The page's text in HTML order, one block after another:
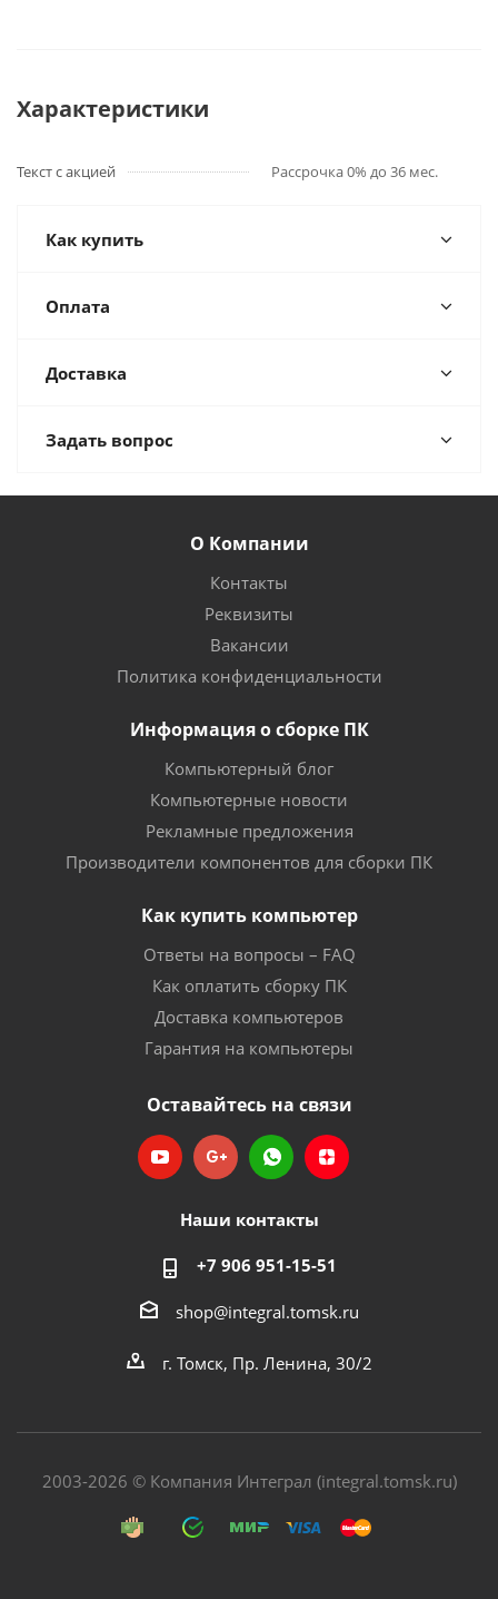
Характеристики
Текст с акцией Рассрочка 0% до 36 мес.
Как купить
Оплата
Доставка
Задать вопрос
О Компании
Контакты
Реквизиты
Вакансии
Политика конфиденциальности
Информация о сборке ПК
Компьютерный блог
Компьютерные новости
Рекламные предложения
Производители компонентов для сборки ПК
Как купить компьютер
Ответы на вопросы – FAQ
Как оплатить сборку ПК
Доставка компьютеров
Гарантия на компьютеры
Оставайтесь на связи
Наши контакты
+7 906 951-15-51
shop@integral.tomsk.ru
г. Томск, Пр. Ленина, 30/2
2003-2026 © Компания Интеграл (integral.tomsk.ru)